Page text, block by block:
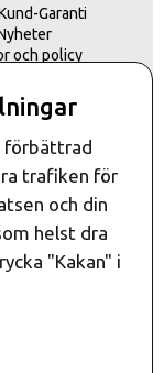
Garanti
och policy
förbättrad
trafiken för
och din
helst dra
"Kakan" i